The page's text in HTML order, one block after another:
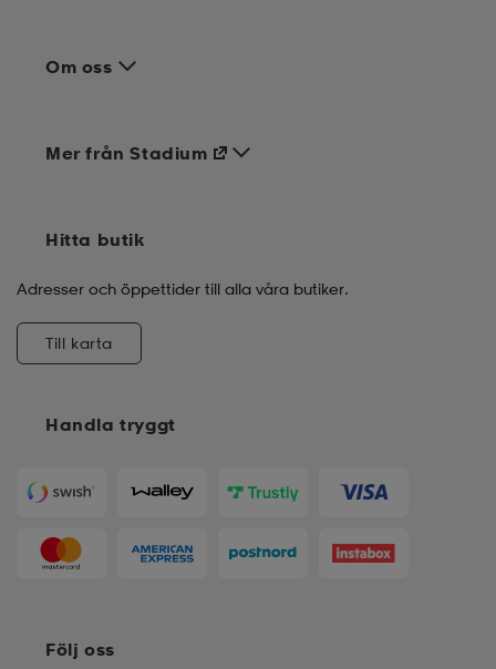
Om oss
Handla tryggt
Mer från Stadium
Hitta butik
Adresser och öppettider till alla våra butiker.
Till karta
Följ oss